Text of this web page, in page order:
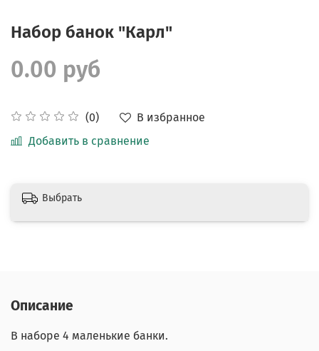
Набор банок "Карл"
(0)
В избранное
Добавить в сравнение
0.00 руб
Выбрать
Описание
В наборе 4 маленькие банки.